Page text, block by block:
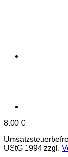
8,00 €
UStG 1994 zzgl.